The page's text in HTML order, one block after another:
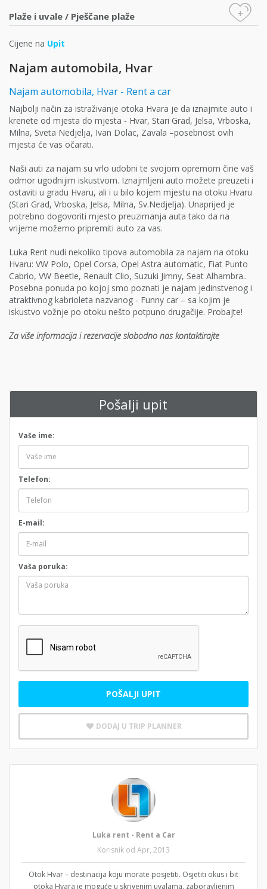
Plaže i uvale / Pješčane plaže +
Cijene na Upit
Najam automobila, Hvar
Najam automobila, Hvar - Rent a car
Najbolji način za istraživanje otoka Hvara je da iznajmite auto i
krenete od mjesta do mjesta - Hvar, Stari Grad, Jelsa, Vrboska,
Milna, Sveta Nedjelja, Ivan Dolac, Zavala –posebnost ovih
mjesta će vas očarati.
Naši auti za najam su vrlo udobni te svojom opremom čine vaš
odmor ugodnijim iskustvom. Iznajmljeni auto možete preuzeti i
ostaviti u gradu Hvaru, ali i u bilo kojem mjestu na otoku Hvaru
(Stari Grad, Vrboska, Jelsa, Milna, Sv.Nedjelja). Unaprijed je
potrebno dogovoriti mjesto preuzimanja auta tako da na
vrijeme možemo pripremiti auto za vas.
Luka Rent nudi nekoliko tipova automobila za najam na otoku
Hvaru: VW Polo, Opel Corsa, Opel Astra automatic, Fiat Punto
Cabrio, VW Beetle, Renault Clio, Suzuki Jimny, Seat Alhambra..
Posebna ponuda po kojoj smo poznati je najam jedinstvenog i
atraktivnog kabrioleta nazvanog - Funny car – sa kojim je
iskustvo vožnje po otoku nešto potpuno drugačije. Probajte!
Za više informacija i rezervacije slobodno nas kontaktirajte
Pošalji upit
Vaše ime:
Telefon:
E-mail:
Vaša poruka:
POŠALJI UPIT
DODAJ U TRIP PLANNER
Luka rent - Rent a Car
Korisnik od Apr, 2013
Otok Hvar – destinacija koju morate posjetiti. Osjetiti okus i bit
otoka Hvara je moguće u skrivenim uvalama, zaboravljenim